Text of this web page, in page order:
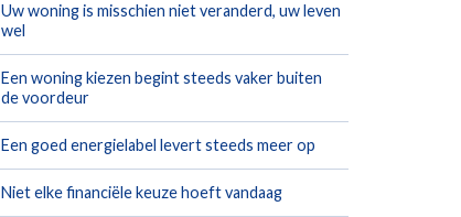
Uw woning is misschien niet veranderd, uw leven
wel
Een woning kiezen begint steeds vaker buiten
de voordeur
Een goed energielabel levert steeds meer op
Niet elke financiële keuze hoeft vandaag